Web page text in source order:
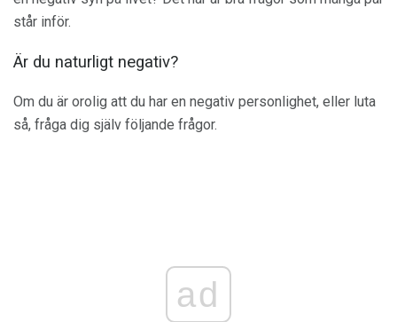
står inför.
Är du naturligt negativ?
Om du är orolig att du har en negativ personlighet, eller luta
så, fråga dig själv följande frågor.
ad